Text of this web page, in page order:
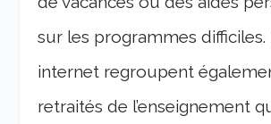
sur les programmes difficiles.
internet regroupent
retraités de l’enseignement